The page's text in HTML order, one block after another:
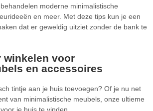
moderne minimalistische
en meer. Met deze tips kun je een
dat er geweldig uitziet zonder de bank te
winkelen voor
en accessoires
tintje aan je huis toevoegen? Of je nu net
van minimalistische meubels, onze ultieme
je huis te vinden.